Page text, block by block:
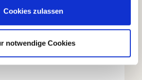
Cookies zulassen
notwendige Cookies
in Präsentdose, braun